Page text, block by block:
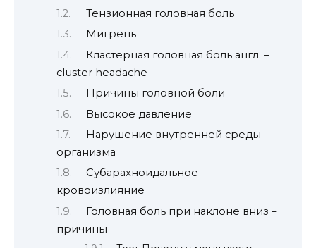
Тензионная головная боль
Мигрень
Кластерная головная боль англ. –
cluster headache
Причины головной боли
Высокое давление
Нарушение внутренней среды
организма
Субарахноидальное
кровоизлияние
Головная боль при наклоне вниз –
причины